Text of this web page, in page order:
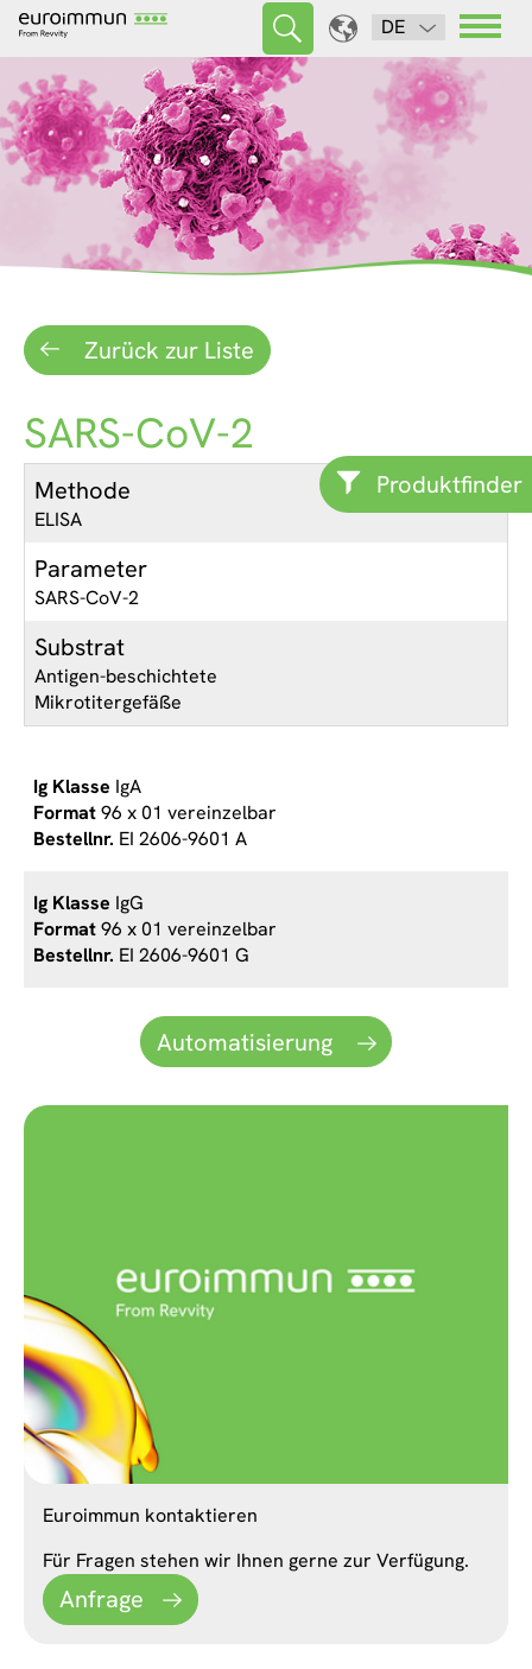
DE
Produktfinder
Zurück zur Liste
SARS-CoV-2
Methode
ELISA
Parameter
SARS-CoV-2
Substrat
Antigen-beschichtete
Mikrotitergefäße
IgA
96 x 01 vereinzelbar
EI 2606-9601 A
IgG
96 x 01 vereinzelbar
EI 2606-9601 G
Automatisierung
Euroimmun kontaktieren
Für Fragen stehen wir Ihnen gerne zur Verfügung.
Anfrage